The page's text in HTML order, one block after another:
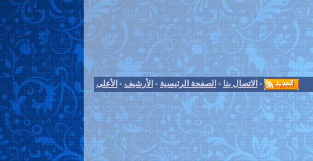
- الاتصال بنا - الصفحة الرئيسية - الأرشيف - الأعلى